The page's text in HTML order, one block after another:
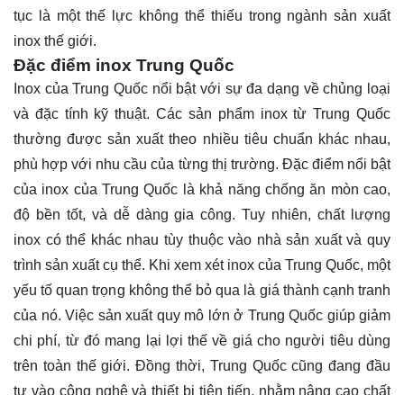
tục là một thế lực không thể thiếu trong ngành sản xuất
inox thế giới.
Đặc điểm inox Trung Quốc
Inox của Trung Quốc nổi bật với sự đa dạng về chủng loại
và đặc tính kỹ thuật. Các sản phẩm inox từ Trung Quốc
thường được sản xuất theo nhiều tiêu chuẩn khác nhau,
phù hợp với nhu cầu của từng thị trường. Đặc điểm nổi bật
của inox của Trung Quốc là khả năng chống ăn mòn cao,
độ bền tốt, và dễ dàng gia công. Tuy nhiên, chất lượng
inox có thể khác nhau tùy thuộc vào nhà sản xuất và quy
trình sản xuất cụ thể. Khi xem xét inox của Trung Quốc, một
yếu tố quan trọng không thể bỏ qua là giá thành cạnh tranh
của nó. Việc sản xuất quy mô lớn ở Trung Quốc giúp giảm
chi phí, từ đó mang lại lợi thế về giá cho người tiêu dùng
trên toàn thế giới. Đồng thời, Trung Quốc cũng đang đầu
tư vào công nghệ và thiết bị tiên tiến, nhằm nâng cao chất